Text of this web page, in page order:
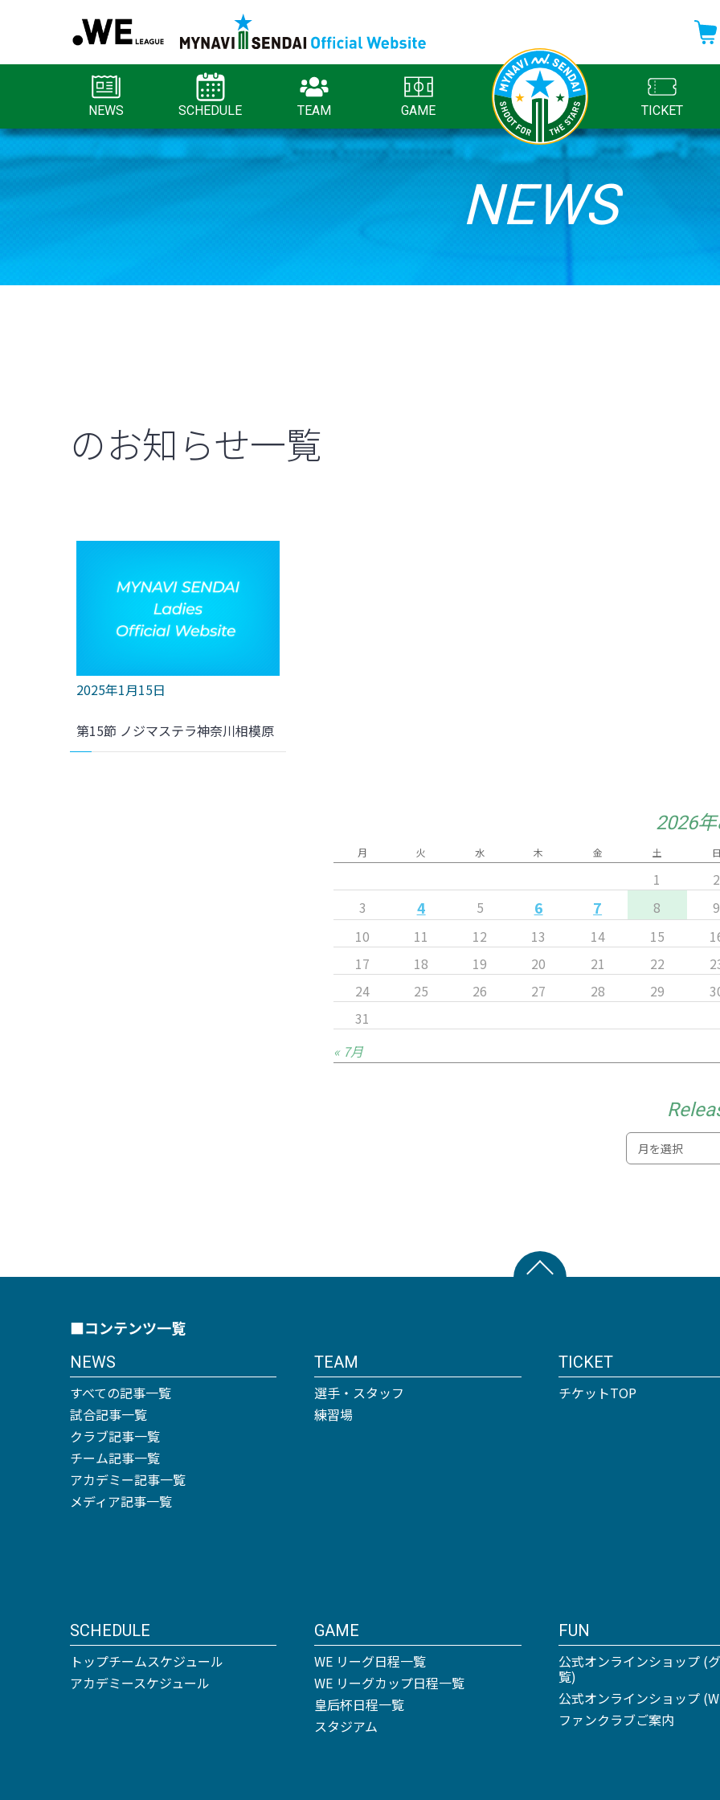
NEWS SCHEDULE TEAM GAME TICKET
NEWS
のお知らせ一覧
2025年1月15日
第15節 ノジマステラ神奈川相模原
2026
月 火 水 木 金 土 日
1
2
3
4 5 6 7 8
9
10
11 12 13 14 15
17
18 19 20 21 22
24
25 26 27 28 29
31
« 7月
■コンテンツ一覧
NEWS
すべての記事一覧
試合記事一覧
クラブ記事一覧
チーム記事一覧
アカデミー記事一覧
メディア記事一覧
SCHEDULE
トップチームスケジュール
アカデミースケジュール
TEAM
選手・スタッフ
練習場
GAME
WE リーグ日程一覧
WE リーグカップ日程一覧
皇后杯日程一覧
スタジアム
TICKET
チケットTOP
FUN
公式オンラインショップ (
覧)
公式オンラインショップ
ファンクラブご案内